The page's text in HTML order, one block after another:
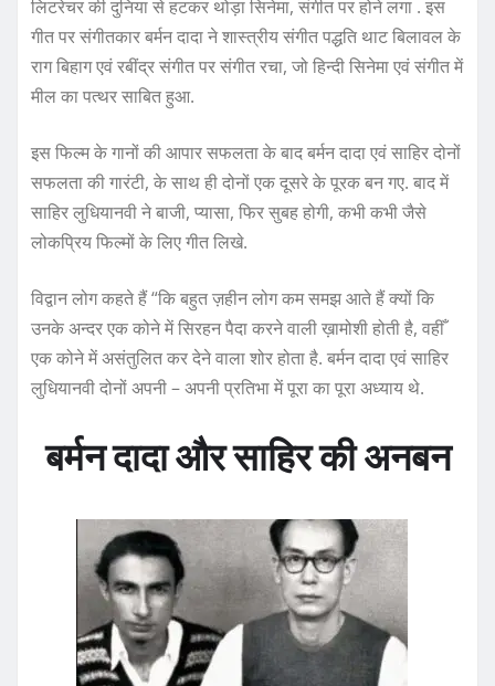
लिटरेचर की दुनिया से हटकर थोड़ा सिनेमा, संगीत पर होने लगा . इस
गीत पर संगीतकार बर्मन दादा ने शास्त्रीय संगीत पद्धति थाट बिलावल के
राग बिहाग एवं रबींद्र संगीत पर संगीत रचा, जो हिन्दी सिनेमा एवं संगीत में
मील का पत्थर साबित हुआ.
इस फिल्म के गानों की आपार सफलता के बाद बर्मन दादा एवं साहिर दोनों
सफलता की गारंटी, के साथ ही दोनों एक दूसरे के पूरक बन गए. बाद में
साहिर लुधियानवी ने बाजी, प्यासा, फिर सुबह होगी, कभी कभी जैसे
लोकप्रिय फिल्मों के लिए गीत लिखे.
विद्वान लोग कहते हैं “कि बहुत ज़हीन लोग कम समझ आते हैं क्यों कि
उनके अन्दर एक कोने में सिरहन पैदा करने वाली ख़ामोशी होती है, वहीँ
एक कोने में असंतुलित कर देने वाला शोर होता है. बर्मन दादा एवं साहिर
लुधियानवी दोनों अपनी – अपनी प्रतिभा में पूरा का पूरा अध्याय थे.
बर्मन दादा और साहिर की अनबन